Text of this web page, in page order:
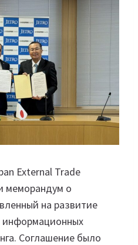
External Trade
меморандум о
на развитие
информационных
Соглашение было